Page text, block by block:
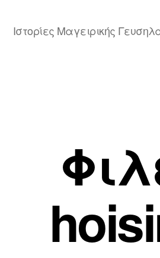
Ιστορίες Μαγειρικής